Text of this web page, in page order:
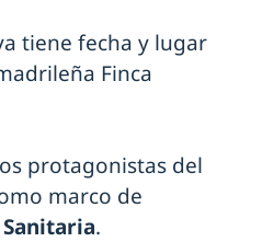
tiene fecha y lugar
Finca
protagonistas del
marco de
.